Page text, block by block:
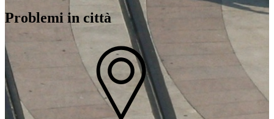
Problemi in città